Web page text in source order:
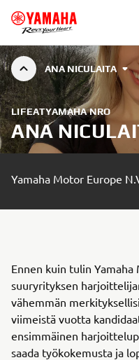
ANA NICULAITA
LIFEATYAMAHA NRO
ANA
Yamaha Motor Europe
Ennen kuin tulin
suuryrityksen
vähemmän
viimeistä vuotta
ensimmäinen
saada työkokemusta ja